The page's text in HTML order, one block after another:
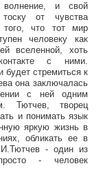
волнение, и свой
от чувства
того, что тот мир
человеку как
вселенной, хоть
с ними.
будет стремиться к
она заключалась
с ней одним
Тютчев, творец
и понимать язык
яркую жизнь в
обликать ее в
- один из
- человек